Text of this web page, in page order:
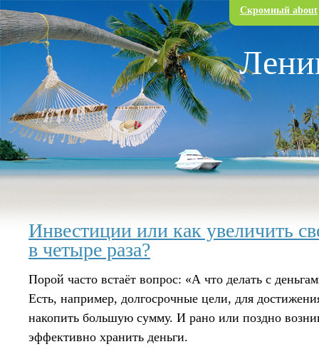
Перейти к основному содержанию Скромный about
Инвестиции или как увеличить
в четыре раза?
Порой часто встаёт вопрос: «А что делать с
Есть, например, долгосрочные цели, для
накопить большую сумму. И рано или поздно
эффективно хранить деньги.